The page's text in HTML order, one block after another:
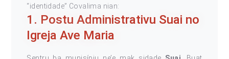
“identidade” Covalima nian:
1. Postu Administrativu Suai no
Igreja Ave Maria